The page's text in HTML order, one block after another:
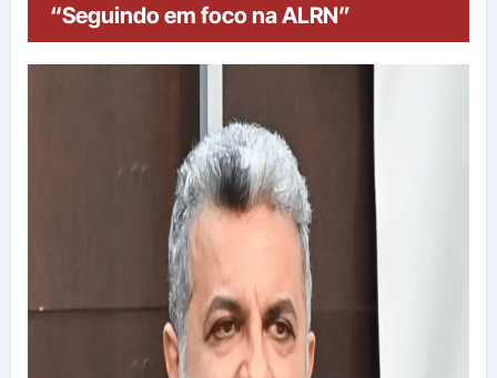
“Seguindo em foco na ALRN”